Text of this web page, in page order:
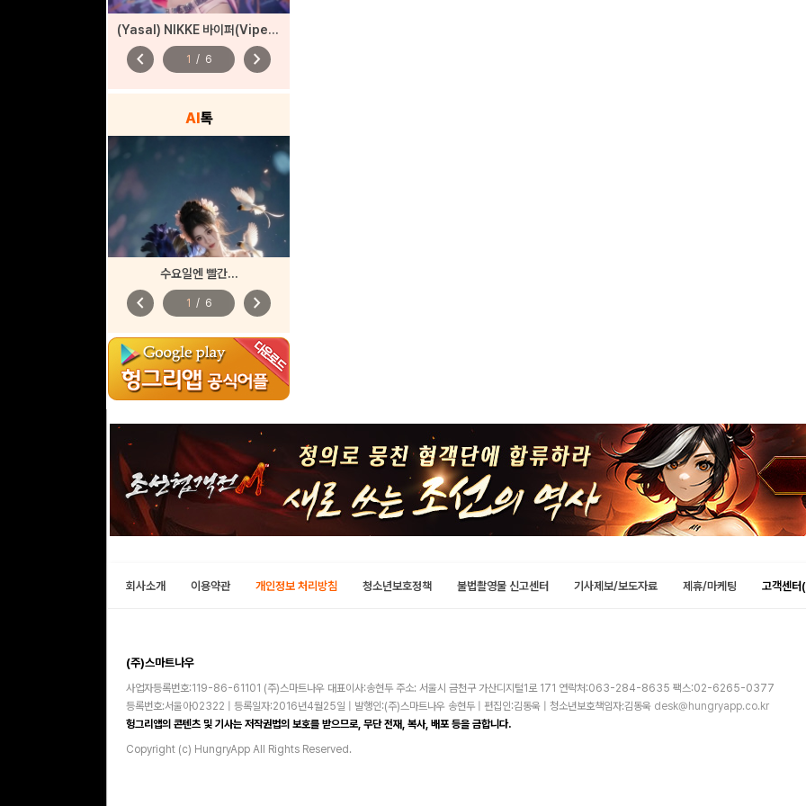
(Yasal) NIKKE 바이퍼(Viper) – 펑키 스트리트
chevron_left 1 / 6 chevron_right
AI톡
수요일엔 빨간...
chevron_left 1 / 6 chevron_right
회사소개 이용약관 개인정보 처리방침 청소년보호정책 불법촬영물 신고센터 기사제보/보도자료 제휴/마케팅 고객센
(주)스마트나우
사업자등록번호:119-86-61101 (주)스마트나우 대표이사:송현두 주소: 서울시 금천구 가산디지털1로 171 연락처:063-284-8635 팩스:02-6265-0377
등록번호:서울아02322 | 등록일자:2016년4월25일 | 발행인:(주)스마트나우 송현두 | 편집인:김동욱 | 청소년보호책임자:김동욱 desk@hungryapp.co.kr
헝그리앱의 콘텐츠 및 기사는 저작권법의 보호를 받으므로, 무단 전재, 복사, 배포 등을 금합니다.
Copyright (c) HungryApp All Rights Reserved.